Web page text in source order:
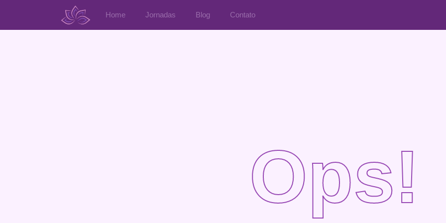
Home Jornadas Blog Contato
Ops!